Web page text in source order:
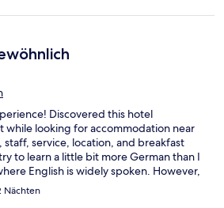
Discovered this hotel
while looking for accommodation near
staff, service, location, and breakfast
to learn a little bit more German than I
English is widely spoken. However,
were so accommodating and greatly
to speak the native tongue. A
Nächten